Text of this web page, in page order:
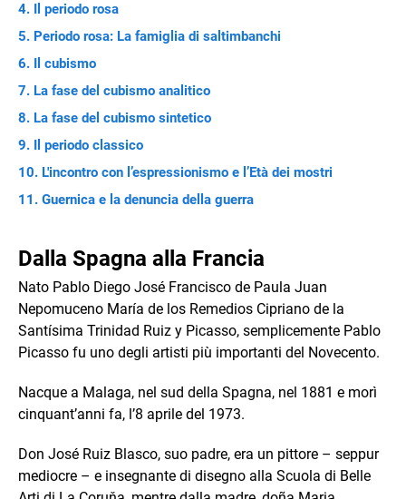
Il periodo rosa
Periodo rosa: La famiglia di saltimbanchi
Il cubismo
La fase del cubismo analitico
La fase del cubismo sintetico
Il periodo classico
L'incontro con l’espressionismo e l’Età dei mostri
Guernica e la denuncia della guerra
Dalla Spagna alla Francia
Nato Pablo Diego José Francisco de Paula Juan
Nepomuceno María de los Remedios Cipriano de la
Santísima Trinidad Ruiz y Picasso, semplicemente Pablo
Picasso fu uno degli artisti più importanti del Novecento.
Nacque a Malaga, nel sud della Spagna, nel 1881 e morì
cinquant’anni fa, l’8 aprile del 1973.
Don José Ruiz Blasco, suo padre, era un pittore – seppur
mediocre – e insegnante di disegno alla Scuola di Belle